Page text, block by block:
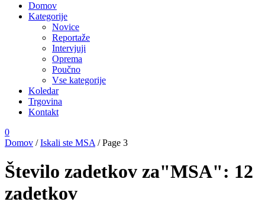
Domov
Kategorije
Novice
Reportaže
Intervjuji
Oprema
Poučno
Vse kategorije
Koledar
Trgovina
Kontakt
0
Domov /Iskali ste MSA /Page 3
Število zadetkov za"MSA": 12
zadetkov